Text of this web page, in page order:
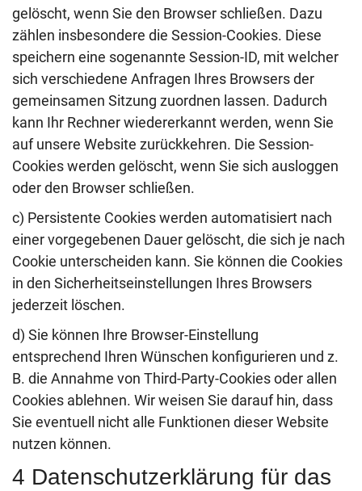
gelöscht, wenn Sie den Browser schließen. Dazu
zählen insbesondere die Session-Cookies. Diese
speichern eine sogenannte Session-ID, mit welcher
sich verschiedene Anfragen Ihres Browsers der
gemeinsamen Sitzung zuordnen lassen. Dadurch
kann Ihr Rechner wiedererkannt werden, wenn Sie
auf unsere Website zurückkehren. Die Session-
Cookies werden gelöscht, wenn Sie sich ausloggen
oder den Browser schließen.
c) Persistente Cookies werden automatisiert nach
einer vorgegebenen Dauer gelöscht, die sich je nach
Cookie unterscheiden kann. Sie können die Cookies
in den Sicherheitseinstellungen Ihres Browsers
jederzeit löschen.
d) Sie können Ihre Browser-Einstellung
entsprechend Ihren Wünschen konfigurieren und z.
B. die Annahme von Third-Party-Cookies oder allen
Cookies ablehnen. Wir weisen Sie darauf hin, dass
Sie eventuell nicht alle Funktionen dieser Website
nutzen können.
4 Datenschutzerklärung für das